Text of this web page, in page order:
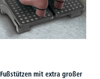
Fußstützen mit extra großer